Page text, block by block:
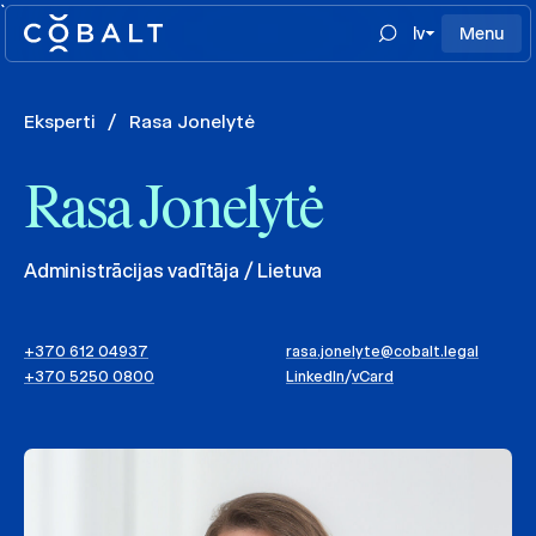
`
lv
Menu
Eksperti / Rasa Jonelytė
Rasa Jonelytė
Administrācijas vadītāja / Lietuva
+370 612 04937
+370 5250 0800
rasa.jonelyte@cobalt.legal
LinkedIn/vCard